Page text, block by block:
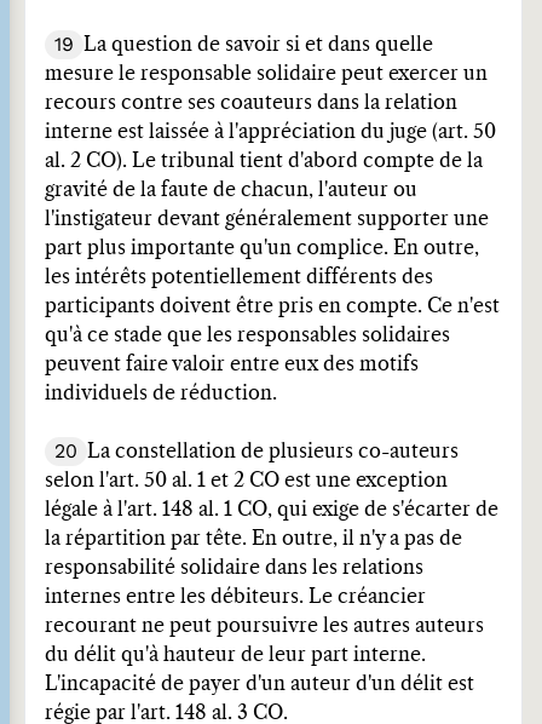
19
La question de savoir si et dans quelle
mesure le responsable solidaire peut exercer un
recours contre ses coauteurs dans la relation
interne est laissée à l'appréciation du juge (art. 50
al. 2 CO). Le tribunal tient d'abord compte de la
gravité de la faute de chacun, l'auteur ou
l'instigateur devant généralement supporter une
part plus importante qu'un complice. En outre,
les intérêts potentiellement différents des
participants doivent être pris en compte. Ce n'est
qu'à ce stade que les responsables solidaires
peuvent faire valoir entre eux des motifs
individuels de réduction.
20
La constellation de plusieurs co-auteurs
selon l'art. 50 al. 1 et 2 CO est une exception
légale à l'art. 148 al. 1 CO, qui exige de s'écarter de
la répartition par tête. En outre, il n'y a pas de
responsabilité solidaire dans les relations
internes entre les débiteurs. Le créancier
recourant ne peut poursuivre les autres auteurs
du délit qu'à hauteur de leur part interne.
L'incapacité de payer d'un auteur d'un délit est
régie par l'art. 148 al. 3 CO.